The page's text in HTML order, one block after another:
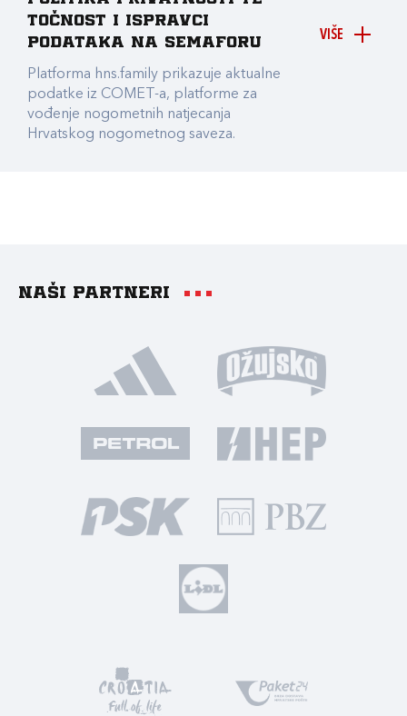
VIŠE
točnost i ispravci
podataka na Semaforu
Platforma hns.family prikazuje aktualne
podatke iz COMET-a, platforme za
vođenje nogometnih natjecanja
Hrvatskog nogometnog saveza.
Naši partneri